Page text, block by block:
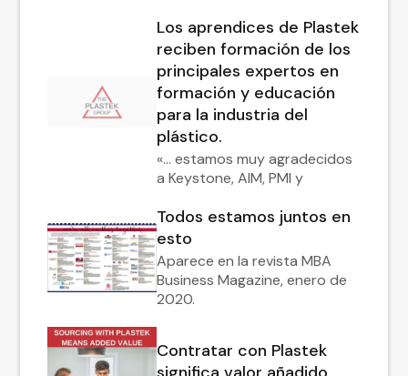
Los aprendices de Plastek
reciben formación de los
principales expertos en
formación y educación
para la industria del
plástico.
«... estamos muy agradecidos
a Keystone, AIM, PMI y
Todos estamos juntos en
esto
Aparece en la revista MBA
Business Magazine, enero de
2020.
Contratar con Plastek